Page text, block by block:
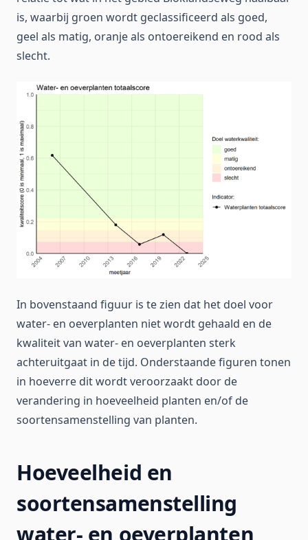
is, waarbij groen wordt geclassificeerd als goed,
geel als matig, oranje als ontoereikend en rood als
slecht.
In bovenstaand figuur is te zien dat het doel voor
water- en oeverplanten niet wordt gehaald en de
kwaliteit van water- en oeverplanten sterk
achteruitgaat in de tijd. Onderstaande figuren tonen
in hoeverre dit wordt veroorzaakt door de
verandering in hoeveelheid planten en/of de
soortensamenstelling van planten.
Hoeveelheid en
soortensamenstelling
water- en oeverplanten